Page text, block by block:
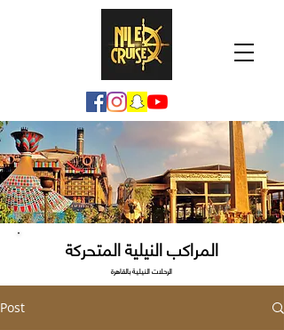
المراكب النيلية المتحركة
الرحلات النيلية بالقاهرة
Post